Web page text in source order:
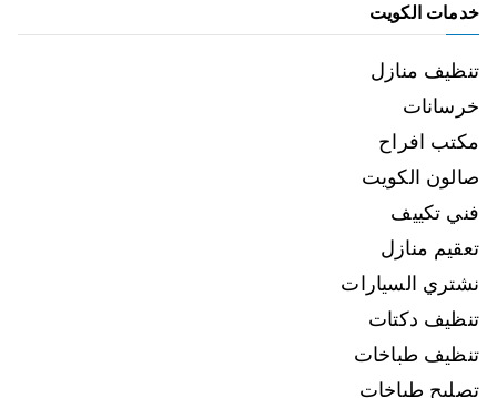
خدمات الكويت
تنظيف منازل
خرسانات
مكتب افراح
صالون الكويت
فني تكييف
تعقيم منازل
نشتري السيارات
تنظيف دكتات
تنظيف طباخات
تصليح طباخات